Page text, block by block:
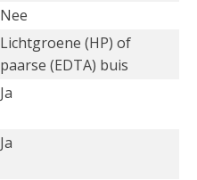
Nee
Lichtgroene (HP) of
paarse (EDTA) buis
Ja
Ja